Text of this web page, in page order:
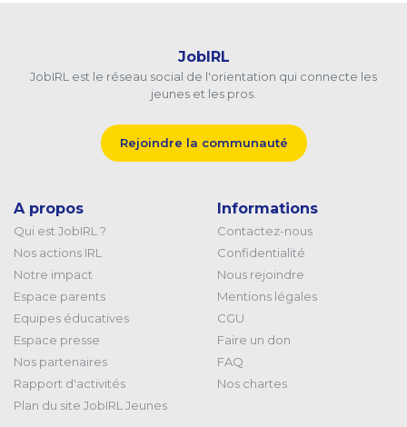
JobIRL
JobIRL est le réseau social de l'orientation qui connecte les
jeunes et les pros.
Rejoindre la communauté
A propos
Qui est JobIRL ?
Nos actions IRL
Notre impact
Espace parents
Equipes éducatives
Espace presse
Nos partenaires
Rapport d'activités
Plan du site JobIRL Jeunes
Informations
Contactez-nous
Confidentialité
Nous rejoindre
Mentions légales
CGU
Faire un don
FAQ
Nos chartes